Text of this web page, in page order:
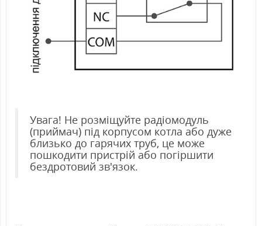
Увага! Не розміщуйте радіомодуль
(приймач) під корпусом котла або дуже
близько до гарячих труб, це може
пошкодити пристрій або погіршити
бездротовий зв'язок.